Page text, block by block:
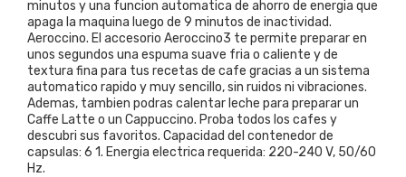
minutos y una funcion automatica de ahorro de energia que
apaga la maquina luego de 9 minutos de inactividad.
Aeroccino. El accesorio Aeroccino3 te permite preparar en
unos segundos una espuma suave fria o caliente y de
textura fina para tus recetas de cafe gracias a un sistema
automatico rapido y muy sencillo, sin ruidos ni vibraciones.
Ademas, tambien podras calentar leche para preparar un
Caffe Latte o un Cappuccino. Proba todos los cafes y
descubri sus favoritos. Capacidad del contenedor de
capsulas: 6 1. Energia electrica requerida: 220-240 V, 50/60
Hz.